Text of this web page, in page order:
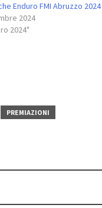
Enduro FMI Abruzzo 2024
2024
2024"
PREMIAZIONI